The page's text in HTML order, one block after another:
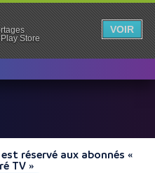
réservé aux abonnés «
TV »
Store
VOIR